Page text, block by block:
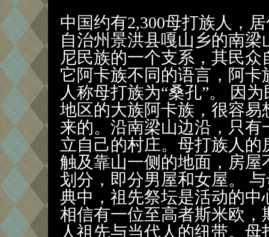
中国约有2,300母打族人，
自治州景洪县嘎山乡的南
尼民族的一个支系，其民众
它阿卡族不同的语言，阿
人称母打族为“桑孔”。 因
地区的大族阿卡族，很容
来的。沿南梁山边沿，只
立自己的村庄。母打族人
触及靠山一侧的地面，房
划分，即分男屋和女屋。
典中，祖先祭坛是活动的
相信有一位至高者斯米欧
人祖先与当代人的纽带。